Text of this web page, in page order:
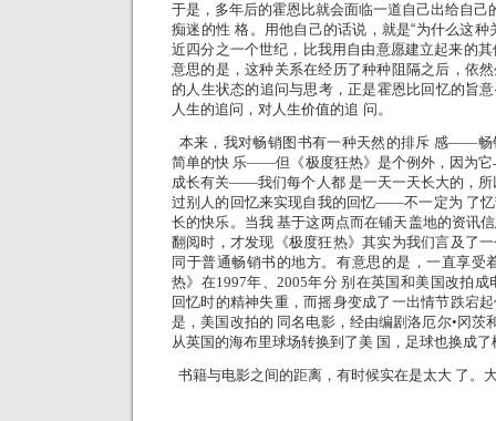
于是，多年后的霍恩比就会面临一道自己出给自己
痴迷的性 格。用他自己的话说，就是“为什么这
近四分之一个世纪，比我用自由意愿建立起来的
意思的是，这种关系在经历了种种阻隔之后，依
的人生状态的追问与思考，正是霍恩比回忆的旨
人生的追问，对人生价值的追 问。
本来，我对畅销图书有一种天然的排斥 感——畅
简单的快 乐——但《极度狂热》是个例外，因为它
成长有关——我们每个人都 是一天一天长大的，所
过别人的回忆来实现自我的回忆——不一定为 了
长的快乐。当我 基于这两点而在铺天盖地的资讯
翻阅时，才发现《极度狂热》其实为我们言及了
同于普通畅销书的地方。有意思的是，一直享受
热》在1997年、2005年分 别在英国和美国改拍
回忆时的精神失重，而摇身变成了一出情节跌宕
是，美国改拍的 同名电影，经由编剧洛厄尔•冈茨
从英国的海布里球场转换到了美 国，足球也换成
书籍与电影之间的距离，有时候实在是太大 了。